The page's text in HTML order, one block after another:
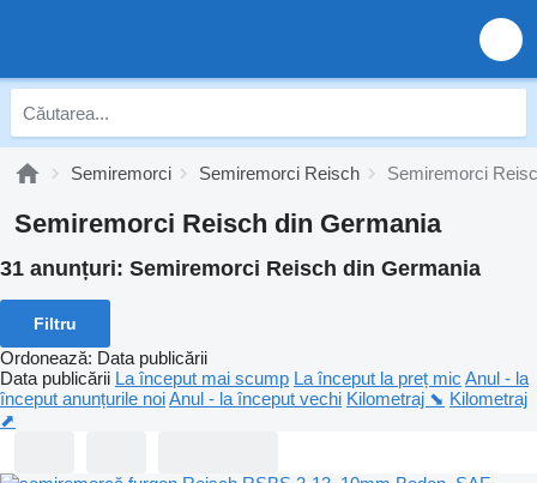
Semiremorci Semiremorci Reisch Semiremorci
Semiremorci Reisch din Germania
31 anunțuri: Semiremorci Reisch din Germania
Filtru
Ordonează: Data publicării
Data publicării La început mai scump La început la preț mic Anul - la
început anunțurile noiAnul - la început vechi Kilometraj ⬊ Kilometraj
⬈